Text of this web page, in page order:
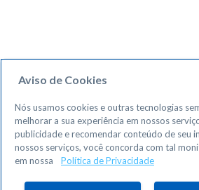
Aviso de Cookies
Nós usamos cookies e outras tecnologias
melhorar a sua experiência em nossos
publicidade e recomendar conteúdo de seu
nossos serviços, você concorda com tal
em nossa
Política de Privacidade